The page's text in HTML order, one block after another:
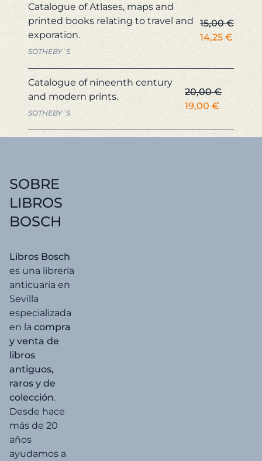
Catalogue of Atlases, maps and
printed books relating to travel and
exporation.
SOTHEBY´S
15,00€
El
original
15,00 €.
14,25€El
precio
es:
14,25
Catalogue of nineenth century
and modern prints.
SOTHEBY´S
20,00€
El
precio
original
19,00€El
precio
actual
SOBRE
LIBROS
BOSCH
Libros Bosch
es una librería
anticuaria en
Sevilla
especializada
en la compra
y venta de
libros
antiguos,
raros y de
colección.
Desde hace
más de 20
años
ayudamos a